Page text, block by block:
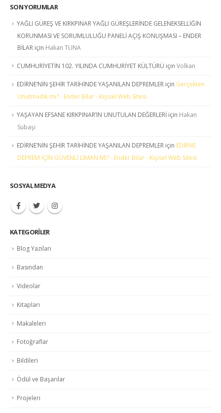
SON YORUMLAR
YAĞLI GÜREŞ VE KIRKPINAR YAĞLI GÜREŞLERİNDE GELENEKSELLİĞİN
KORUNMASI VE SORUMLULUĞU PANELİ AÇIŞ KONUŞMASI – ENDER
BİLAR için Hakan TUNA
CUMHURİYETİN 102. YILINDA CUMHURİYET KÜLTÜRÜ için Volkan
EDİRNE’NİN ŞEHİR TARİHİNDE YAŞANILAN DEPREMLER için Gerçekten
Unutmadık mı? - Ender Bilar - Kişisel Web Sitesi
YAŞAYAN EFSANE KIRKPINAR’IN UNUTULAN DEĞERLERİ için Hakan
Subaşı
EDİRNE’NİN ŞEHİR TARİHİNDE YAŞANILAN DEPREMLER için EDİRNE
DEPREM İÇİN GÜVENLİ LİMAN MI? - Ender Bilar - Kişisel Web Sitesi
SOSYAL MEDYA
KATEGORILER
Blog Yazıları
Basından
Videolar
Kitapları
Makaleleri
Fotoğraflar
Bildileri
Ödül ve Başarılar
Projeleri